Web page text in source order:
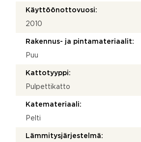
Käyttöönottovuosi:
2010
Rakennus- ja pintamateriaalit:
Puu
Kattotyyppi:
Pulpettikatto
Katemateriaali:
Pelti
Lämmitysjärjestelmä: